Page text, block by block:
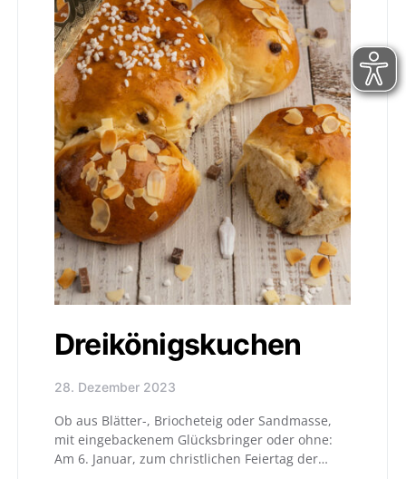
Dreikönigskuchen
28. Dezember 2023
Ob aus Blätter-, Briocheteig oder Sandmasse,
mit eingebackenem Glücksbringer oder ohne:
Am 6. Januar, zum christlichen Feiertag der…